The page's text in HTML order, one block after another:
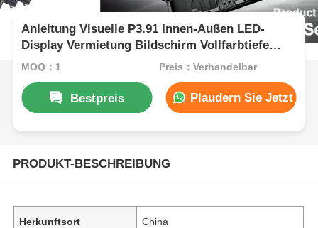
Anleitung Visuelle P3.91 Innen-Außen LED-
Display Vermietung Bildschirm Vollfarbtiefe
7680Hz Erneuerungsrate
MOQ：1 Preis：Verhandelbar
Bestpreis Plaudern Sie Jetzt
PRODUKT-BESCHREIBUNG
Herkunftsort China